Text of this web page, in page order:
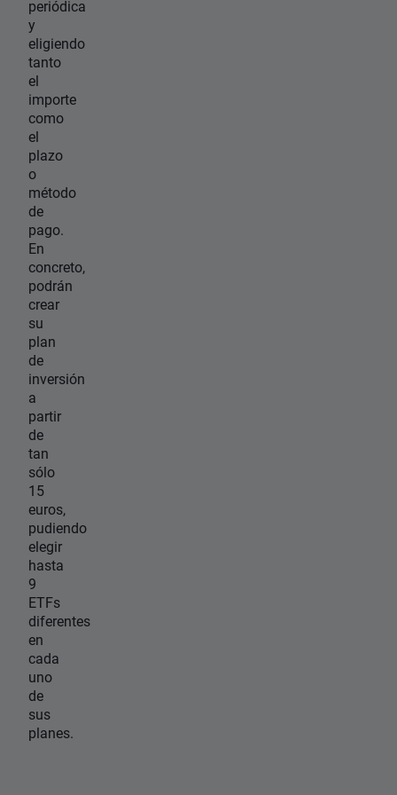
periódica
y
eligiendo
tanto
el
importe
como
el
plazo
o
método
de
pago.
En
concreto,
podrán
crear
su
plan
de
inversión
a
partir
de
tan
sólo
15
euros,
pudiendo
elegir
hasta
9
ETFs
diferentes
en
cada
uno
de
sus
planes.